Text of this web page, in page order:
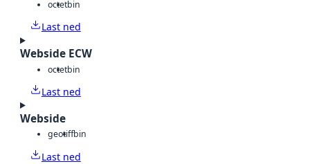
octetbin
Last ned
Webside ECW
octetbin
Last ned
Webside
geotiffbin
Last ned